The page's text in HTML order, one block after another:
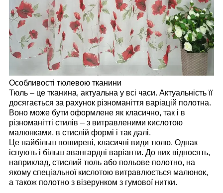
Особливості тюлевою тканини
Тюль – це тканина, актуальна у всі часи. Актуальність її
досягається за рахунок різноманіття варіацій полотна.
Воно може бути оформлене як класично, так і в
різноманітті стилів – з витравленими кислотою
малюнками, в стислій формі і так далі.
Це найбільш поширені, класичні види тюлю. Однак
існують і більш авангардні варіанти. До них відносять,
наприклад, стислий тюль або польове полотно, на
якому спеціальної кислотою витравлюється малюнок,
а також полотно з візерунком з гумової нитки.